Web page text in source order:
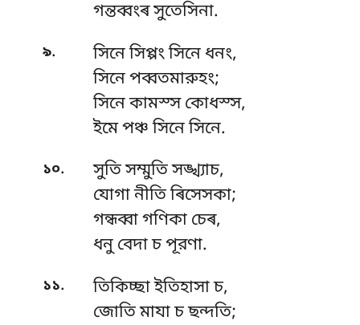
গন্তব্বংৰ সুতেসিনা.
৯.
সিনে সিপ্পং সিনে ধনং,
সিনে পব্বতমারুহং;
সিনে কামস্স কোধস্স,
ইমে পঞ্চ সিনে সিনে.
১০.
সুতি সম্মুতি সঙ্খ্যাচ,
যোগা নীতি ৰিসেসকা;
গন্ধব্বা গণিকা চেৰ,
ধনু বেদা চ পূরণা.
১১.
তিকিচ্ছা ইতিহাসা চ,
জোতি মাযা চ ছন্দতি;